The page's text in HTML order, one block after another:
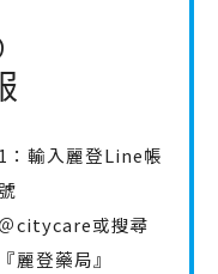
1：輸入麗登Line帳
＠citycare或搜尋
『麗登藥局』